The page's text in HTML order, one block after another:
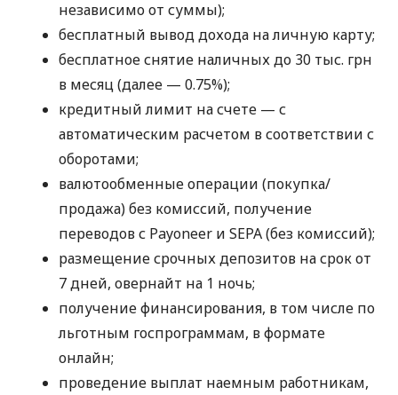
независимо от суммы);
бесплатный вывод дохода на личную карту;
бесплатное снятие наличных до 30 тыс. грн
в месяц (далее — 0.75%);
кредитный лимит на счете — с
автоматическим расчетом в соответствии с
оборотами;
валютообменные операции (покупка/
продажа) без комиссий, получение
переводов с Payoneer и SEPA (без комиссий);
размещение срочных депозитов на срок от
7 дней, овернайт на 1 ночь;
получение финансирования, в том числе по
льготным госпрограммам, в формате
онлайн;
проведение выплат наемным работникам,